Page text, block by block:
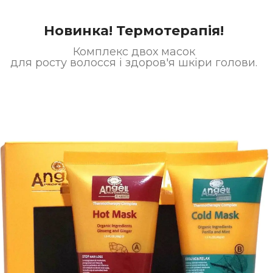
Новинка! Термотерапія!
Комплекс двох масок
для росту волосся і здоров'я шкіри голови.
Спосіб
таекстракту з листя гінкго білоба м’яко очищає і
сили. Зволожуючі компоненти глибоко проникають в
волосся набуває сили, стає блискучим.
гінкго білоба, олія квітів дамаської троянди, олія
кокоїл гліцинат, гідроксіпропілгуар, полікватерніум-10,